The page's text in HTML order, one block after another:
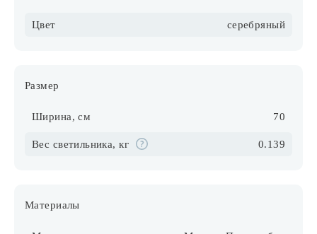
Цвет серебряный
Размер
Ширина, см 70
Вес светильника, кг 0.139
Материалы